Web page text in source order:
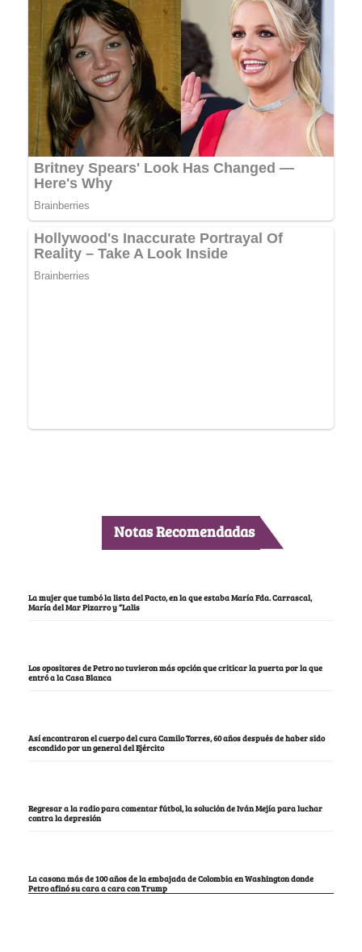
Notas Recomendadas
La mujer que tumbó la lista del Pacto, en la que estaba María Fda. Carrascal,
María del Mar Pizarro y “Lalis
Los opositores de Petro no tuvieron más opción que criticar la puerta por la que
entró a la Casa Blanca
Así encontraron el cuerpo del cura Camilo Torres, 60 años después de haber sido
escondido por un general del Ejército
Regresar a la radio para comentar fútbol, la solución de Iván Mejía para luchar
contra la depresión
La casona más de 100 años de la embajada de Colombia en Washington donde
Petro afinó su cara a cara con Trump